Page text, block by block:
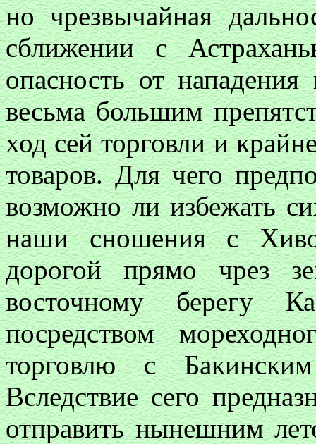
но чрезвычайная
сближении с
опасность от нападения
весьма большим
ход сей торговли и
товаров. Для чего
возможно ли избежать
наши сношения с
дорогой прямо чрез
восточному берегу
посредством
торговлю с
Вследствие сего
отправить нынешним